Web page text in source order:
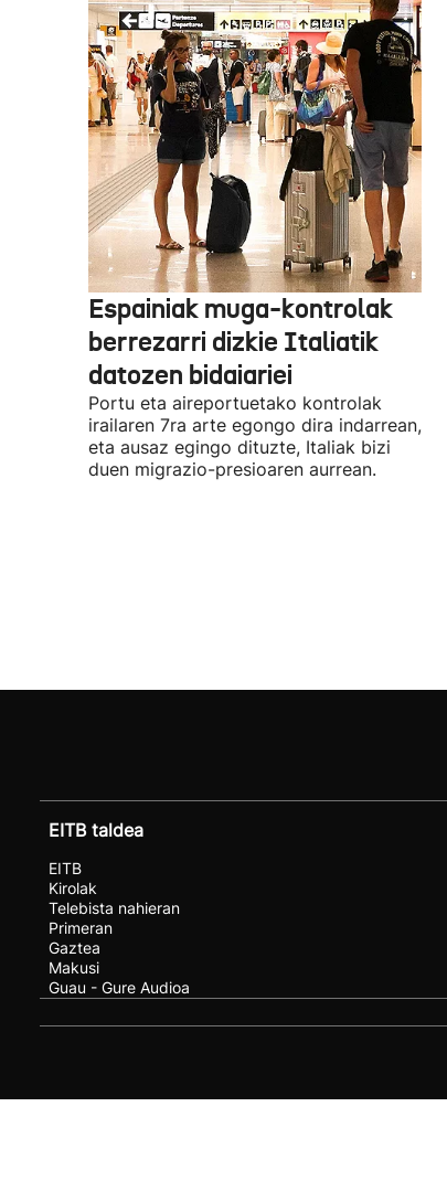
Espainiak muga-kontrolak
berrezarri dizkie Italiatik
datozen bidaiariei
Portu eta aireportuetako kontrolak
irailaren 7ra arte egongo dira indarrean,
eta ausaz egingo dituzte, Italiak bizi
duen migrazio-presioaren aurrean.
EITB taldea
EITB
Kirolak
Telebista nahieran
Primeran
Gaztea
Makusi
Guau - Gure Audioa